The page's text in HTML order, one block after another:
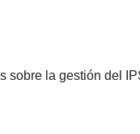
sobre la gestión del